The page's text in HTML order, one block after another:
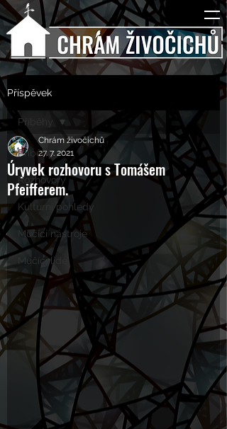
Příspěvek
Příběhy
Rozhovory
Kulturní pohledy
Mučící nástroje
Mučící lidé
Příběhy
Úryvek rozhovoru s Tomášem
Pfeifferem.
Chrám živočichů
27. 7. 2021